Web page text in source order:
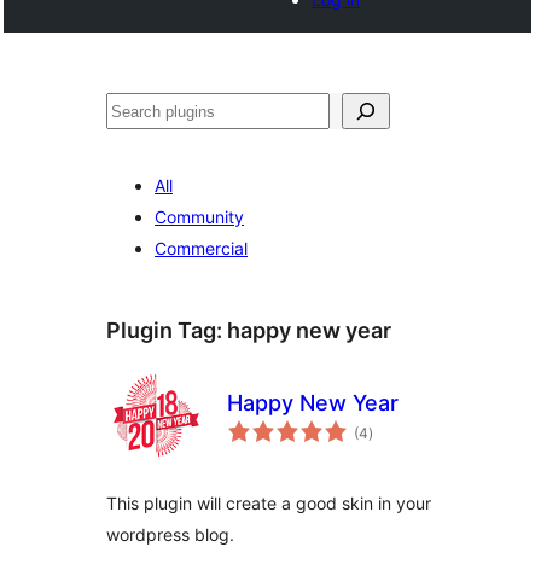
ค้นหา
All
Community
Commercial
Plugin Tag: happy new year
Happy New Year
(4total
ratings
)
This plugin will create a good skin in your
wordpress blog.